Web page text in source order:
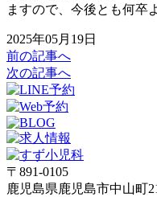
ますので、今後とも何卒
2025年05月19日
前の記事へ
次の記事へ
〒891-0105
鹿児島県鹿児島市中山町